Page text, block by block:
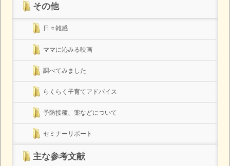
その他
日々雑感
ママに沁みる映画
調べてみました
らくらく子育てアドバイス
予防接種、薬などについて
セミナーリポート
主な参考文献